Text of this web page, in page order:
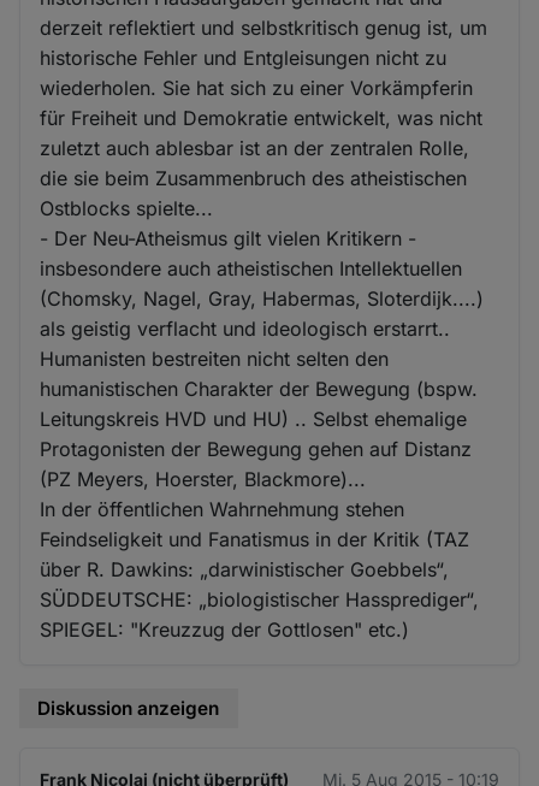
derzeit reflektiert und selbstkritisch genug ist, um
historische Fehler und Entgleisungen nicht zu
wiederholen. Sie hat sich zu einer Vorkämpferin
für Freiheit und Demokratie entwickelt, was nicht
zuletzt auch ablesbar ist an der zentralen Rolle,
die sie beim Zusammenbruch des atheistischen
Ostblocks spielte...
- Der Neu-Atheismus gilt vielen Kritikern -
insbesondere auch atheistischen Intellektuellen
(Chomsky, Nagel, Gray, Habermas, Sloterdijk....)
als geistig verflacht und ideologisch erstarrt..
Humanisten bestreiten nicht selten den
humanistischen Charakter der Bewegung (bspw.
Leitungskreis HVD und HU) .. Selbst ehemalige
Protagonisten der Bewegung gehen auf Distanz
(PZ Meyers, Hoerster, Blackmore)...
In der öffentlichen Wahrnehmung stehen
Feindseligkeit und Fanatismus in der Kritik (TAZ
über R. Dawkins: „darwinistischer Goebbels“,
SÜDDEUTSCHE: „biologistischer Hassprediger“,
SPIEGEL: "Kreuzzug der Gottlosen" etc.)
Diskussion anzeigen
Frank Nicolai (nicht überprüft) Mi. 5 Aug 2015 - 10:19